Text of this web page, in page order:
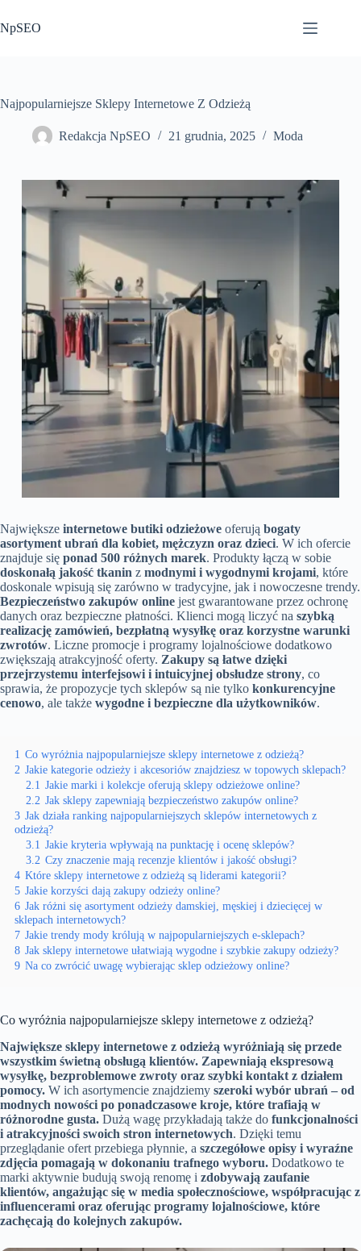
do
treści
NpSEO
Najpopularniejsze Sklepy Internetowe Z Odzieżą
Redakcja NpSEO 21 grudnia, 2025 Moda
Największe internetowe butiki odzieżowe oferują bogaty
asortyment ubrań dla kobiet, mężczyzn oraz dzieci. W ich ofercie
znajduje się ponad 500 różnych marek. Produkty łączą w sobie
doskonałą jakość tkanin z modnymi i wygodnymi krojami, które
doskonale wpisują się zarówno w tradycyjne, jak i nowoczesne trendy.
Bezpieczeństwo zakupów online jest gwarantowane przez ochronę
danych oraz bezpieczne płatności. Klienci mogą liczyć na szybką
realizację zamówień, bezpłatną wysyłkę oraz korzystne warunki
zwrotów. Liczne promocje i programy lojalnościowe dodatkowo
zwiększają atrakcyjność oferty. Zakupy są łatwe dzięki
przejrzystemu interfejsowi i intuicyjnej obsłudze strony, co
sprawia, że propozycje tych sklepów są nie tylko konkurencyjne
cenowo, ale także wygodne i bezpieczne dla użytkowników.
1 Co wyróżnia najpopularniejsze sklepy internetowe z odzieżą?
2 Jakie kategorie odzieży i akcesoriów znajdziesz w topowych sklepach?
2.1 Jakie marki i kolekcje oferują sklepy odzieżowe online?
2.2 Jak sklepy zapewniają bezpieczeństwo zakupów online?
3 Jak działa ranking najpopularniejszych sklepów internetowych z
odzieżą?
3.1 Jakie kryteria wpływają na punktację i ocenę sklepów?
3.2 Czy znaczenie mają recenzje klientów i jakość obsługi?
4 Które sklepy internetowe z odzieżą są liderami kategorii?
5 Jakie korzyści dają zakupy odzieży online?
6 Jak różni się asortyment odzieży damskiej, męskiej i dziecięcej w
sklepach internetowych?
7 Jakie trendy mody królują w najpopularniejszych e-sklepach?
8 Jak sklepy internetowe ułatwiają wygodne i szybkie zakupy odzieży?
9 Na co zwrócić uwagę wybierając sklep odzieżowy online?
Co wyróżnia najpopularniejsze sklepy internetowe z odzieżą?
Największe sklepy internetowe z odzieżą wyróżniają się przede
wszystkim świetną obsługą klientów. Zapewniają ekspresową
wysyłkę, bezproblemowe zwroty oraz szybki kontakt z działem
pomocy. W ich asortymencie znajdziemy szeroki wybór ubrań – od
modnych nowości po ponadczasowe kroje, które trafiają w
różnorodne gusta. Dużą wagę przykładają także do funkcjonalności
i atrakcyjności swoich stron internetowych. Dzięki temu
przeglądanie ofert przebiega płynnie, a szczegółowe opisy i wyraźne
zdjęcia pomagają w dokonaniu trafnego wyboru. Dodatkowo te
marki aktywnie budują swoją renomę i zdobywają zaufanie
klientów, angażując się w media społecznościowe, współpracując z
influencerami oraz oferując programy lojalnościowe, które
zachęcają do kolejnych zakupów.